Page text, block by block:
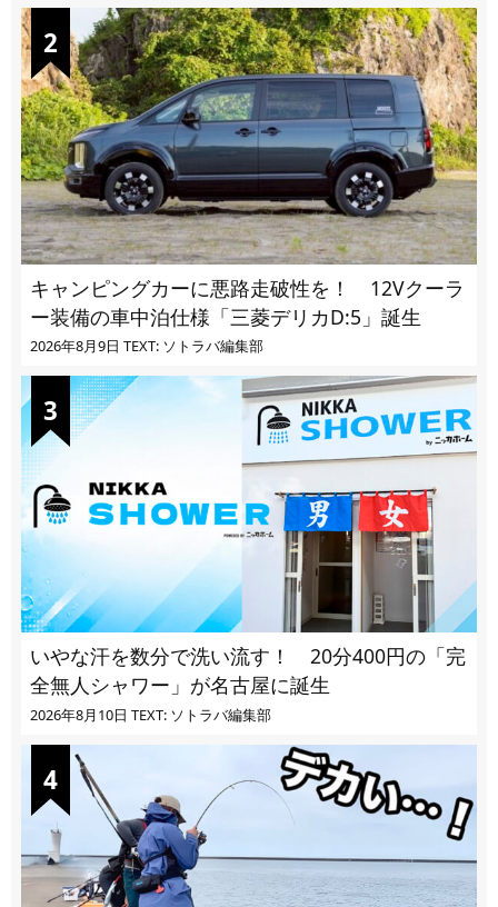
キャンピングカーに悪路走破性を！ 12Vクーラ
ー装備の車中泊仕様「三菱デリカD:5」誕生
2026年8月9日 TEXT: ソトラバ編集部
いやな汗を数分で洗い流す！ 20分400円の「完
全無人シャワー」が名古屋に誕生
2026年8月10日 TEXT: ソトラバ編集部